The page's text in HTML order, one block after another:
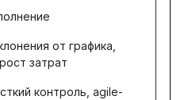
от графика,
затрат
контроль, agile-